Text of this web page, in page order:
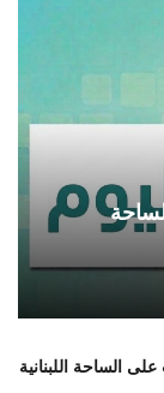
الساحة اللبنانية